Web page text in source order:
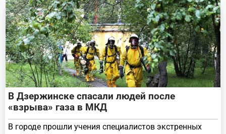
В Дзержинске спасали людей после
«взрыва» газа в МКД
В городе прошли учения специалистов экстренных